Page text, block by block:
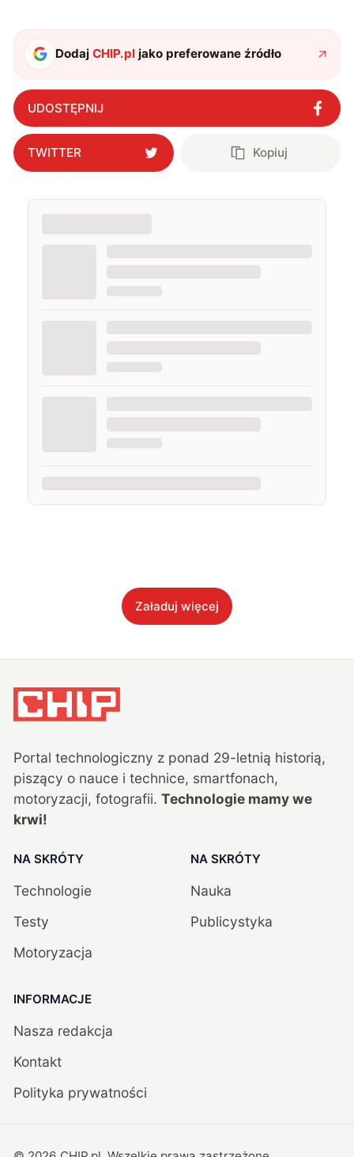
DodajCHIP.pl jako preferowane źródło
UDOSTĘPNIJ
TWITTER Kopiuj
Załaduj więcej
Portal technologiczny z ponad 29-letnią historią,
piszący o nauce i technice, smartfonach,
motoryzacji, fotografii. Technologie mamy we
krwi!
NA SKRÓTY
Technologie
Testy
Motoryzacja
NA SKRÓTY
Nauka
Publicystyka
INFORMACJE
Nasza redakcja
Kontakt
Polityka prywatności